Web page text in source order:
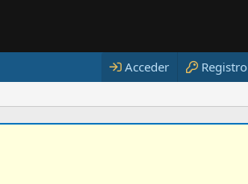
Acceder Registro